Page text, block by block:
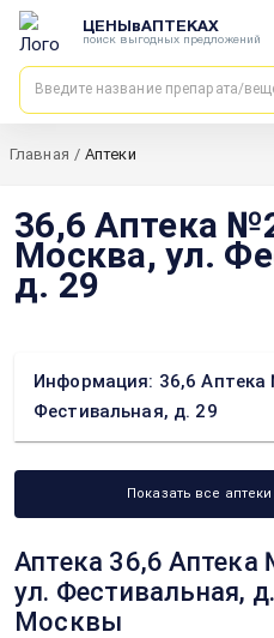
ЦЕНЫвАПТЕКАХ
поиск выгодных предложений
Главная / Аптеки
36,6 Аптека
Москва, ул.
д. 29
Информация: 36,6 Аптека
Фестивальная, д. 29
Показать все
Аптека 36,6
ул. Фестивальная,
Москвы